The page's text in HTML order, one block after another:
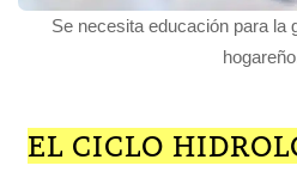
Se necesita educación para la
EL CICLO